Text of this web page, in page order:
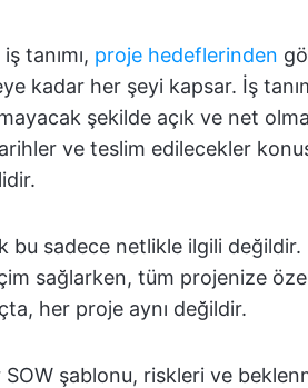
tanımı, proje hedeflerinden
kadar her şeyi kapsar. İş
şekilde açık ve net
ve teslim edilecekler
bu sadece netlikle ilgili değildir.
sağlarken, tüm projenize
her proje aynı değildir.
SOW şablonu, riskleri ve